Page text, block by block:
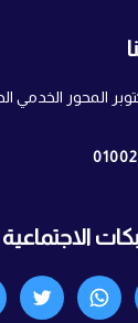
المحور الخدمي الحي
واتسابX